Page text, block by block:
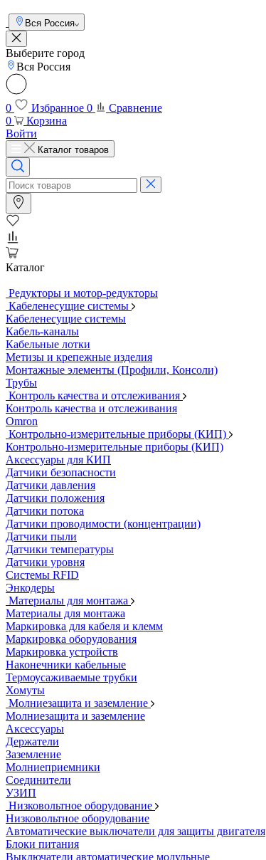
Вся Россия
Выберите город
Вся Россия
0 Избранное 0
Сравнение
0
Корзина
Войти
Каталог товаров
Каталог
Редукторы и мотор-редукторы
Кабеленесущие системы
Кабеленесущие системы
Кабель-каналы
Кабельные лотки
Метизы и крепежные изделия
Монтажные элементы (Профили, Консоли)
Трубы
Контроль качества и отслеживания
Контроль качества и отслеживания
Omron
Контрольно-измерительные приборы (КИП)
Контрольно-измерительные приборы (КИП)
Аксессуары для КИП
Датчики безопасности
Датчики давления
Датчики положения
Датчики потока
Датчики проводимости (концентрации)
Датчики пыли
Датчики температуры
Датчики уровня
Системы RFID
Энкодеры
Материалы для монтажа
Материалы для монтажа
Маркировка для кабеля и клемм
Маркировка оборудования
Маркировка устройств
Наконечники кабельные
Термоусаживаемые трубки
Хомуты
Молниезащита и заземление
Молниезащита и заземление
Аксессуары
Держатели
Заземление
Молниеприемники
Соединители
УЗИП
Низковольтное оборудование
Низковольтное оборудование
Автоматические выключатели для защиты двигателя
Блоки питания
Выключатели автоматические модульные